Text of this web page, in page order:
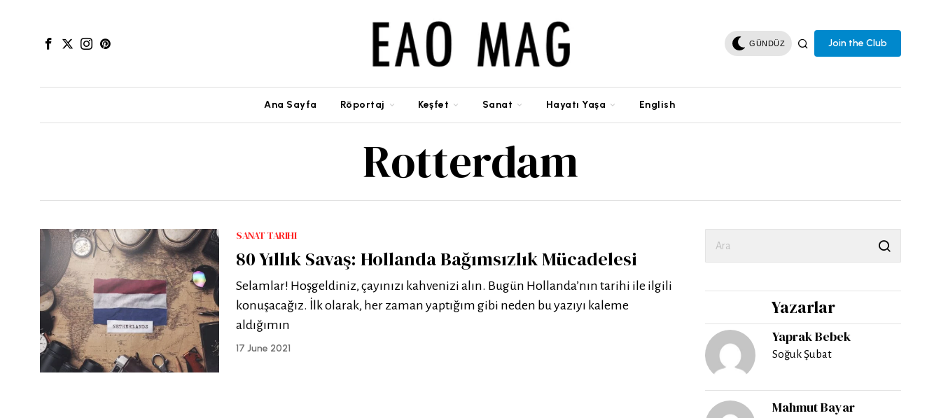
GÜNDÜZ Join the Club
Ana Sayfa Röportaj Keşfet Sanat Hayatı Yaşa English
Rotterdam
SANAT TARIHI
80 Yıllık Savaş: Hollanda Bağımsızlık Mücadelesi
Selamlar! Hoşgeldiniz, çayınızı kahvenizi alın. Bugün Hollanda’nın tarihi ile ilgili
konuşacağız. İlk olarak, her zaman yaptığım gibi neden bu yazıyı kaleme
aldığımın
17 June 2021
Yazarlar
Yaprak Bebek
Soğuk Şubat
Mahmut Bayar